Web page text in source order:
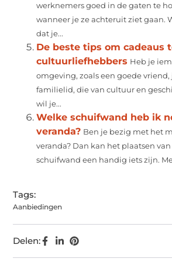
werknemers goed in de gaten te
wanneer je ze achteruit ziet gaan.
dat je...
De beste tips om cadeaus
cultuurliefhebbers Heb je
omgeving, zoals een goede vriend,
familielid, die van cultuur en
wil je...
Welke schuifwand heb ik
veranda? Ben je bezig met het
veranda? Dan kan het plaatsen
schuifwand een handig iets zijn.
Tags:
Aanbiedingen
Delen: